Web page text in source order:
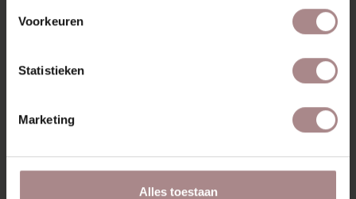
Voorkeuren
Statistieken
Marketing
Alles toestaan
ONDERHOUDSSETJE
WHITEWASH